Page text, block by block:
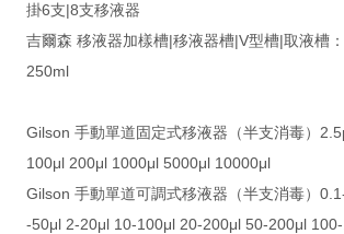
掛6支|8支移液器
吉爾森 移液器加樣槽|移液器槽|V型槽|取液槽
250ml
Gilson 手動單道固定式移液器（半支消毒）
100μl 200μl 1000μl 5000μl 10000μl
Gilson 手動單道可調式移液器（半支消毒）
-50μl 2-20μl 10-100μl 20-200μl 50-200μl